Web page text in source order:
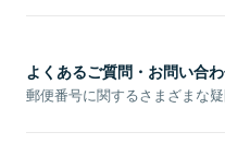
よくあるご質問・お問い合
郵便番号に関するさまざまな疑